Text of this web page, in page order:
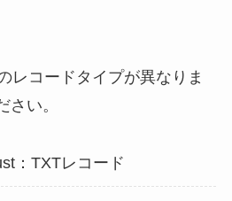
レコードタイプが異なりま
い。
：TXTレコード